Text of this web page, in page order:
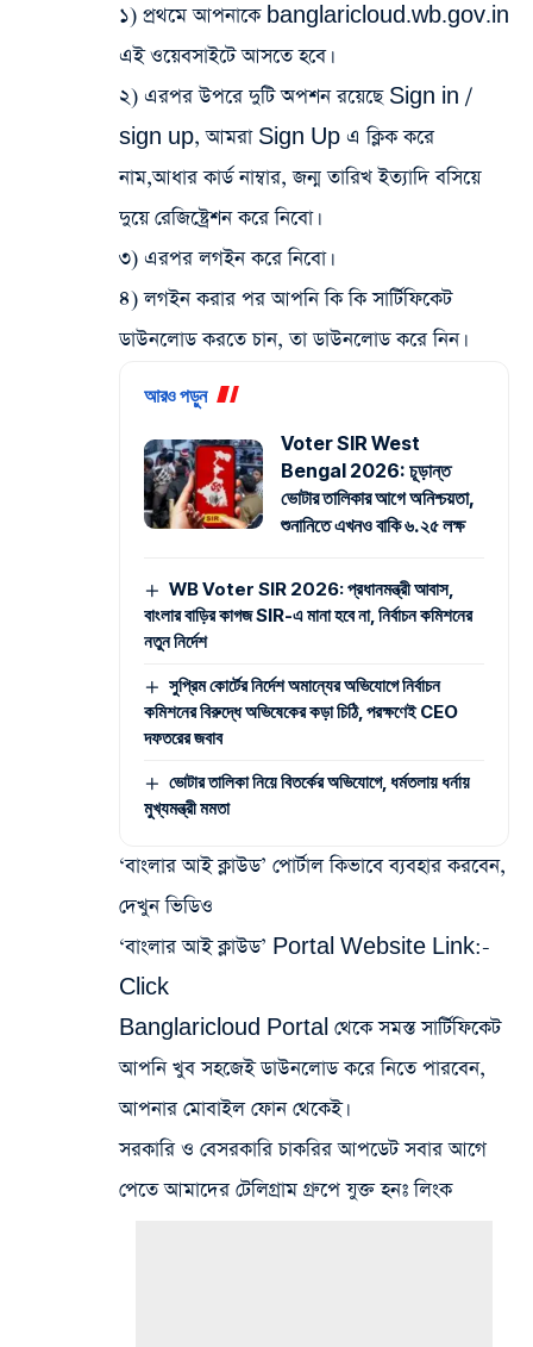
১) প্রথমে আপনাকে banglaricloud.wb.gov.in
এই ওয়েবসাইটে আসতে হবে।
২) এরপর উপরে দুটি অপশন রয়েছে Sign in /
sign up, আমরা Sign Up এ ক্লিক করে
নাম,আধার কার্ড নাম্বার, জন্ম তারিখ ইত্যাদি বসিয়ে
দুয়ে রেজিষ্ট্রেশন করে নিবো।
৩) এরপর লগইন করে নিবো।
৪) লগইন করার পর আপনি কি কি সার্টিফিকেট
ডাউনলোড করতে চান, তা ডাউনলোড করে নিন।
আরও পড়ুন
Voter SIR West
Bengal 2026: চূড়ান্ত
ভোটার তালিকার আগে অনিশ্চয়তা,
শুনানিতে এখনও বাকি ৬.২৫ লক্ষ
WB Voter SIR 2026: প্রধানমন্ত্রী আবাস,
বাংলার বাড়ির কাগজ SIR-এ মানা হবে না, নির্বাচন কমিশনের
নতুন নির্দেশ
সুপ্রিম কোর্টের নির্দেশ অমান্যের অভিযোগে নির্বাচন
কমিশনের বিরুদ্ধে অভিষেকের কড়া চিঠি, পরক্ষণেই CEO
দফতরের জবাব
ভোটার তালিকা নিয়ে বিতর্কের অভিযোগে, ধর্মতলায় ধর্নায়
মুখ্যমন্ত্রী মমতা
‘বাংলার আই ক্লাউড’ পোর্টাল কিভাবে ব্যবহার করবেন,
দেখুন ভিডিও
‘বাংলার আই ক্লাউড’ Portal Website Link:-
Click
Banglaricloud Portal থেকে সমস্ত সার্টিফিকেট
আপনি খুব সহজেই ডাউনলোড করে নিতে পারবেন,
আপনার মোবাইল ফোন থেকেই।
সরকারি ও বেসরকারি চাকরির আপডেট সবার আগে
পেতে আমাদের টেলিগ্রাম গ্রুপে যুক্ত হনঃ লিংক